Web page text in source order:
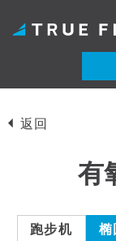
至 返回
有
跑步机 椭